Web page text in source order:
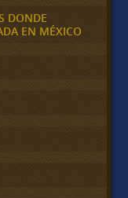
DONDE
EN MÉXICO